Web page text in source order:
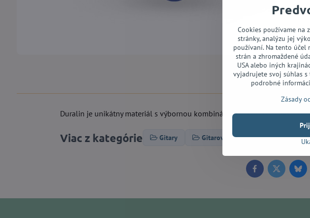
Popis
Duralin je unikátny materiál s výbornou kombináciou vlastností -
Viac z kategórie Gitary Gitarové príslušenstvo
FacebookTwitter
Cookies používame na
stránky, analýzu jej
používaní. Na tento účel
strán a zhromaždené
USA alebo iných
vyjadrujete svoj súhlas s
podrobné
Zásady